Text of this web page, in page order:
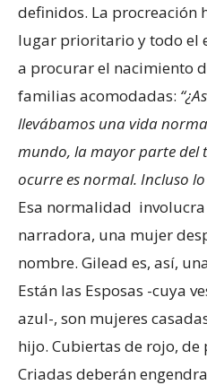
definidos. La procreación
lugar prioritario y todo el
a procurar el nacimiento
familias acomodadas: “
llevábamos una vida
mundo, la mayor parte del
ocurre es normal. Incluso
Esa normalidad
narradora, una mujer
nombre. Gilead es, así,
Están las Esposas -cuya
azul-, son mujeres
hijo. Cubiertas de rojo, de
Criadas deberán